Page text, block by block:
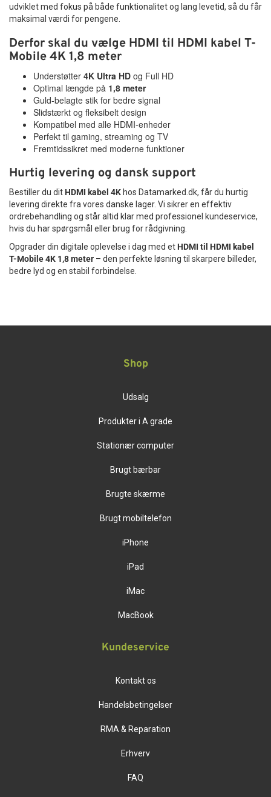
udviklet med fokus på både funktionalitet og lang levetid, så du får
maksimal værdi for pengene.
Derfor skal du vælge HDMI til HDMI kabel T-
Mobile 4K 1,8 meter
Understøtter 4K Ultra HD og Full HD
Optimal længde på 1,8 meter
Guld-belagte stik for bedre signal
Slidstærkt og fleksibelt design
Kompatibel med alle HDMI-enheder
Perfekt til gaming, streaming og TV
Fremtidssikret med moderne funktioner
Hurtig levering og dansk support
Bestiller du dit HDMI kabel 4K hos Datamarked.dk, får du hurtig
levering direkte fra vores danske lager. Vi sikrer en effektiv
ordrebehandling og står altid klar med professionel kundeservice,
hvis du har spørgsmål eller brug for rådgivning.
Opgrader din digitale oplevelse i dag med et HDMI til HDMI kabel
T-Mobile 4K 1,8 meter – den perfekte løsning til skarpere billeder,
bedre lyd og en stabil forbindelse.
Shop
Udsalg
Produkter i A grade
Stationær computer
Brugt bærbar
Brugte skærme
Brugt mobiltelefon
iPhone
iPad
iMac
MacBook
Kundeservice
Kontakt os
Handelsbetingelser
RMA & Reparation
Erhverv
FAQ